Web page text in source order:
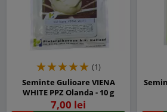
(1)
Seminte Gulioare VIENA
WHITE PPZ Olanda - 10 g
7,00 lei